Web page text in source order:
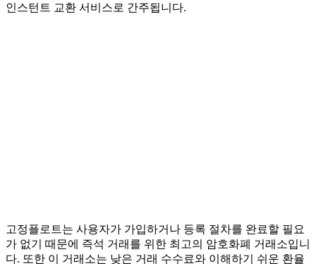
인스턴트 교환 서비스로 간주됩니다.
고정플로트는 사용자가 가입하거나 등록 절차를 완료할 필요
가 없기 때문에 즉석 거래를 위한 최고의 암호화폐 거래소입니
다. 또한 이 거래소는 낮은 거래 수수료와 이해하기 쉬운 환율